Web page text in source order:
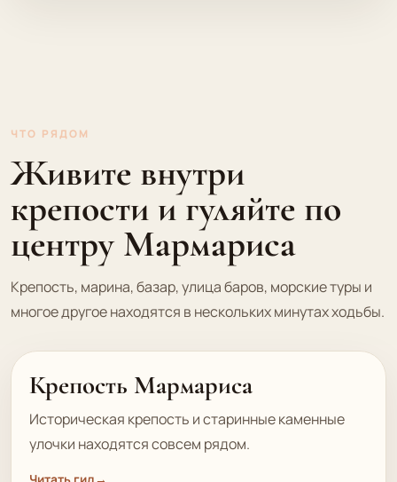
ЧТО РЯДОМ
Живите внутри
крепости и гуляйте по
центру Мармариса
Крепость, марина, базар, улица баров, морские туры и
многое другое находятся в нескольких минутах ходьбы.
Крепость Мармариса
Историческая крепость и старинные каменные
улочки находятся совсем рядом.